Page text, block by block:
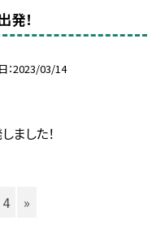
発！
2023/03/14
ました！
4 »